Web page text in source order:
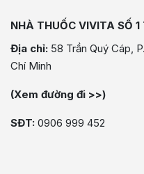
NHÀ THUỐC VIVITA SỐ
Địa chỉ: 58 Trần Quý Cáp,
Chí Minh
(Xem đường đi >>)
SĐT: 0906 999 452